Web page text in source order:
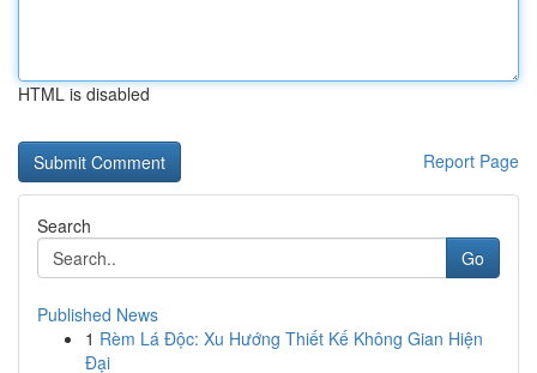
HTML is disabled
Report Page
Search
Go
Published News
1 Rèm Lá Độc: Xu Hướng Thiết Kế Không Gian Hiện
Đại